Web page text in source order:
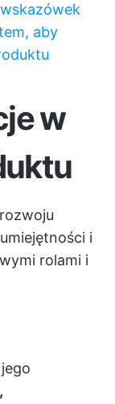
aby
w
i
rolami i
jego